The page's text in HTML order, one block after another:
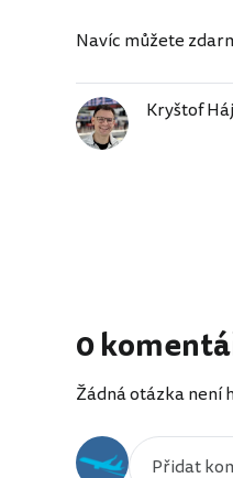
Navíc můžete
Kryštof
0
Žádná otázka není